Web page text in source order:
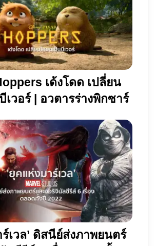
เด้งโดด เปลี่ยน
เวอร์ | อวตารร่างพิกซาร์
เวล’ ดิสนีย์ส่งภาพยนตร์